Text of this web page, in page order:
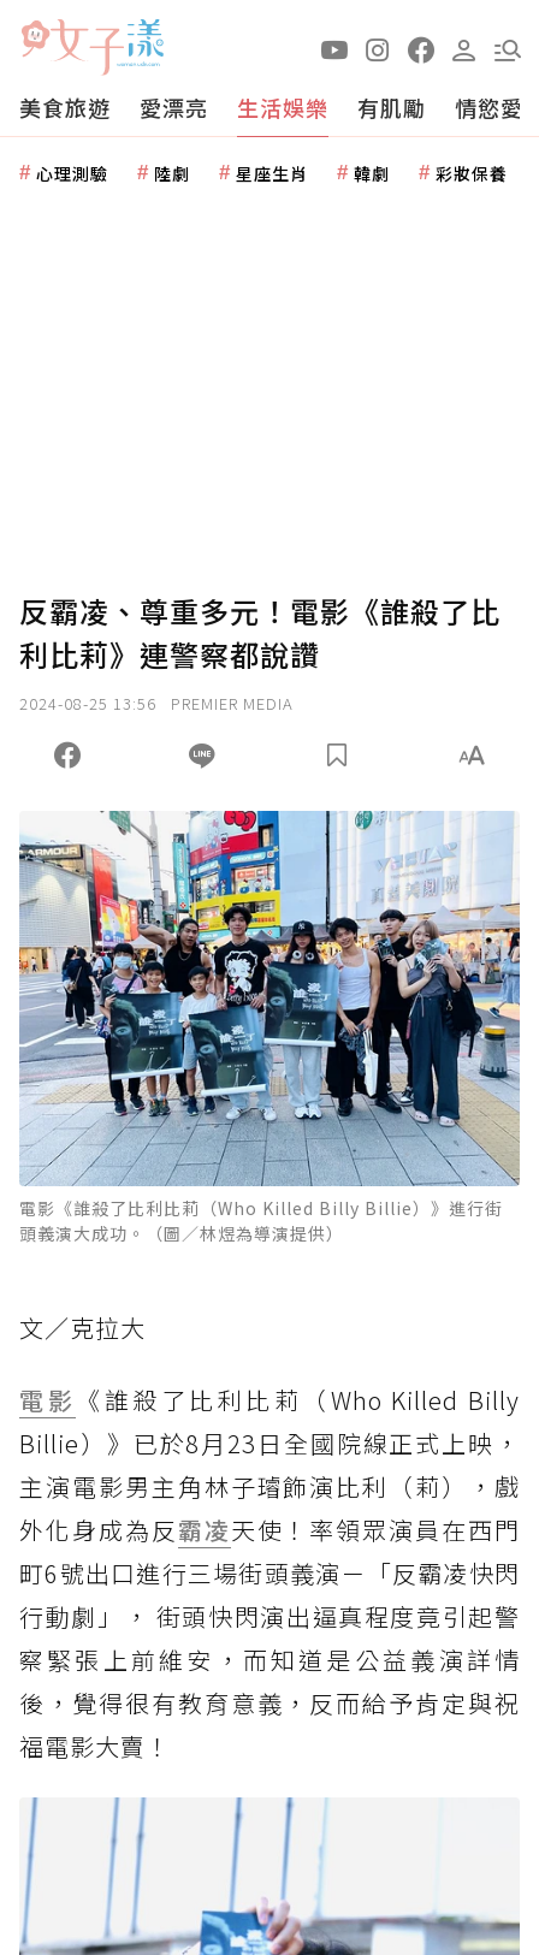
美食旅遊 愛漂亮 生活娛樂 有肌勵 情慾愛
心理測驗 陸劇 星座生肖 韓劇 彩妝保養
反霸凌、尊重多元！電影《誰殺了比
利比莉》連警察都說讚
2024-08-25 13:56 PREMIER MEDIA
電影《誰殺了比利比莉（Who Killed Billy Billie）》進行街
頭義演大成功。（圖／林煜為導演提供）
文／克拉大
電影 《誰殺了比利比莉（Who Killed Billy
Billie）》已於8月23日全國院線正式上映，
主演電影男主角林子璿飾演比利（莉），戲
外化身成為反霸凌天使！率領眾演員在西門
町6號出口進行三場街頭義演－「反霸凌快閃
行動劇」， 街頭快閃演出逼真程度竟引起警
察緊張上前維安，而知道是公益義演詳情
後，覺得很有教育意義，反而給予肯定與祝
福電影大賣！